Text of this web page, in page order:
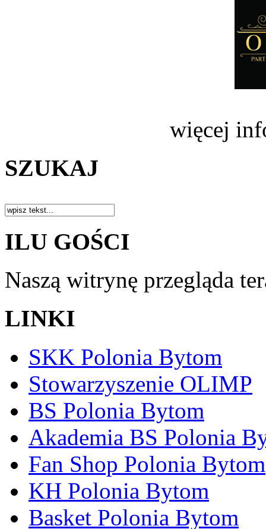
więcej
SZUKAJ
ILU GOŚCI
Naszą witrynę przegląda
LINKI
SKK Polonia Bytom
Stowarzyszenie OLIMP
BS Polonia Bytom
Akademia BS Polonia
Fan Shop Polonia Bytom
KH Polonia Bytom
Basket Polonia Bytom